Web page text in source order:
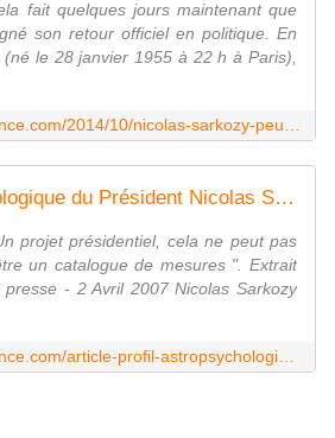
fait quelques jours maintenant que
son retour officiel en politique. En
le 28 janvier 1955 à 22 h à Paris),
Profil astropsychologique du Président Nicolas Sarkozy - Yanis Voyance Astrologue
projet présidentiel, cela ne peut pas
un catalogue de mesures ". Extrait
- 2 Avril 2007 Nicolas Sarkozy